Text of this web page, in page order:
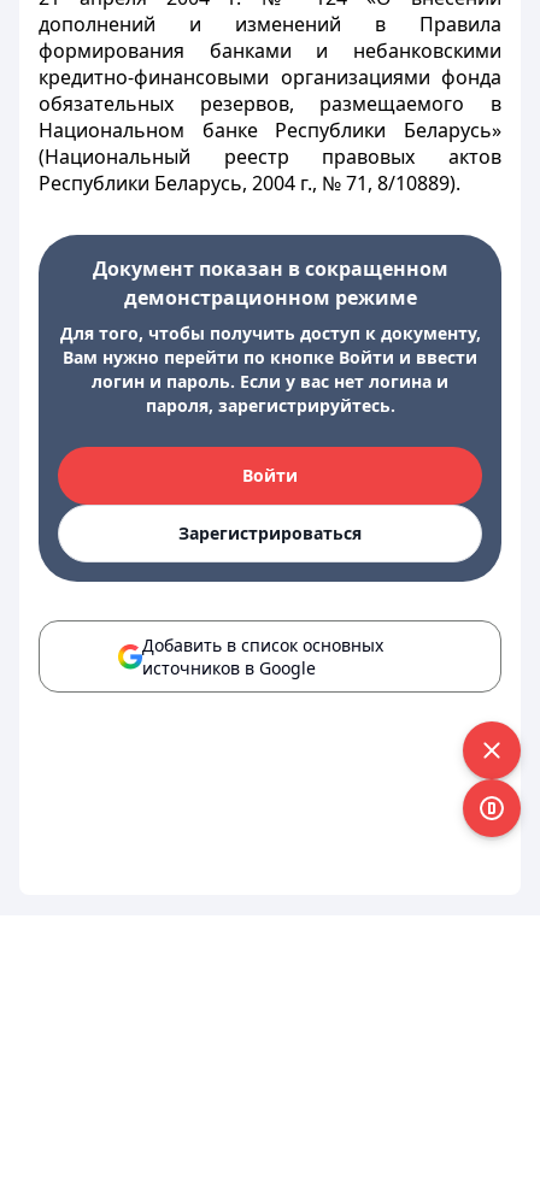
дополнений и изменений в Правила
формирования банками и небанковскими
кредитно-финансовыми организациями фонда
обязательных резервов, размещаемого в
Национальном банке Республики Беларусь»
(Национальный реестр правовых актов
Республики Беларусь, 2004 г., № 71, 8/10889).
Документ показан в сокращенном
демонстрационном режиме
Для того, чтобы получить доступ к документу,
Вам нужно перейти по кнопке Войти и ввести
логин и пароль. Если у вас нет логина и
пароля, зарегистрируйтесь.
Войти
Зарегистрироваться
Добавить в список основных
источников в Google